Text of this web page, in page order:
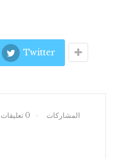
Twitter
875 المشاركات 0 تعليقات